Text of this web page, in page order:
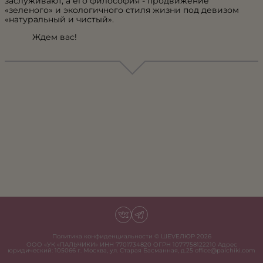
«зеленого» и экологичного стиля жизни под девизом
«натуральный и чистый».
Ждем вас!
Политика конфиденциальности © ШЕVЕЛЮР 2026
ООО «УК «ПАЛЬЧИКИ» ИНН 7701734820 ОГРН 1077758122210 Адрес
юридический: 105066 г. Москва, ул. Старая Басманная, д.25 office@palchiki.com